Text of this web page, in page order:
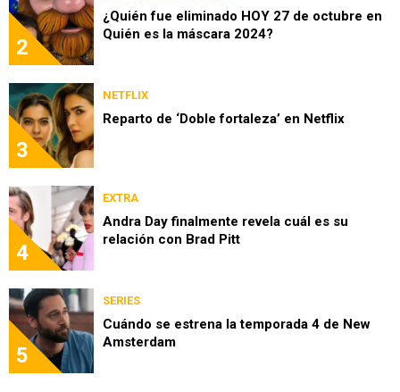
2
¿Quién fue eliminado HOY 27 de octubre en
Quién es la máscara 2024?
3
NETFLIX
Reparto de ‘Doble fortaleza’ en Netflix
4
EXTRA
Andra Day finalmente revela cuál es su
relación con Brad Pitt
5
SERIES
Cuándo se estrena la temporada 4 de New
Amsterdam